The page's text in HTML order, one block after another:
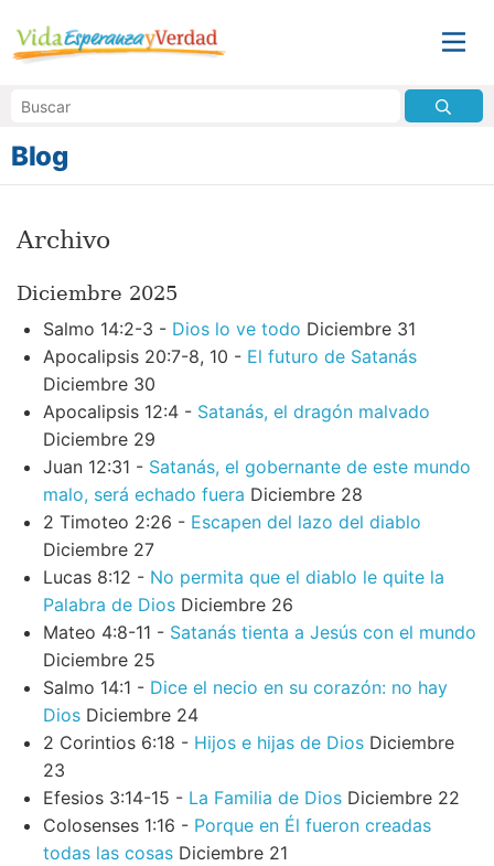
Blog
Archivo
Diciembre 2025
Salmo 14:2-3 - Dios lo ve todo Diciembre 31
Apocalipsis 20:7-8, 10 - El futuro de Satanás
Diciembre 30
Apocalipsis 12:4 - Satanás, el dragón malvado
Diciembre 29
Juan 12:31 - Satanás, el gobernante de este mundo
malo, será echado fuera Diciembre 28
2 Timoteo 2:26 - Escapen del lazo del diablo
Diciembre 27
Lucas 8:12 - No permita que el diablo le quite la
Palabra de Dios Diciembre 26
Mateo 4:8-11 - Satanás tienta a Jesús con el mundo
Diciembre 25
Salmo 14:1 - Dice el necio en su corazón: no hay
Dios Diciembre 24
2 Corintios 6:18 - Hijos e hijas de Dios Diciembre
23
Efesios 3:14-15 - La Familia de Dios Diciembre 22
Colosenses 1:16 - Porque en Él fueron creadas
todas las cosas Diciembre 21